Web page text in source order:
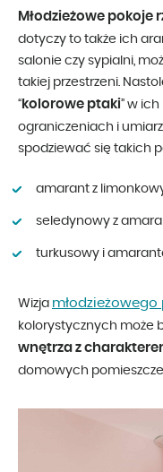
Młodzieżowe
dotyczy to także ich
salonie czy sypialni,
takiej przestrzeni.
“ kolorowe ptaki” w
ograniczeniach i
spodziewać się takich
amarant z
seledynowy z
turkusowy i
Wizja młodzieżowego
kolorystycznych może
wnętrza z
domowych